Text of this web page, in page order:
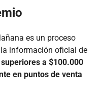
es un proceso
información oficial de
a $100.000
en puntos de venta